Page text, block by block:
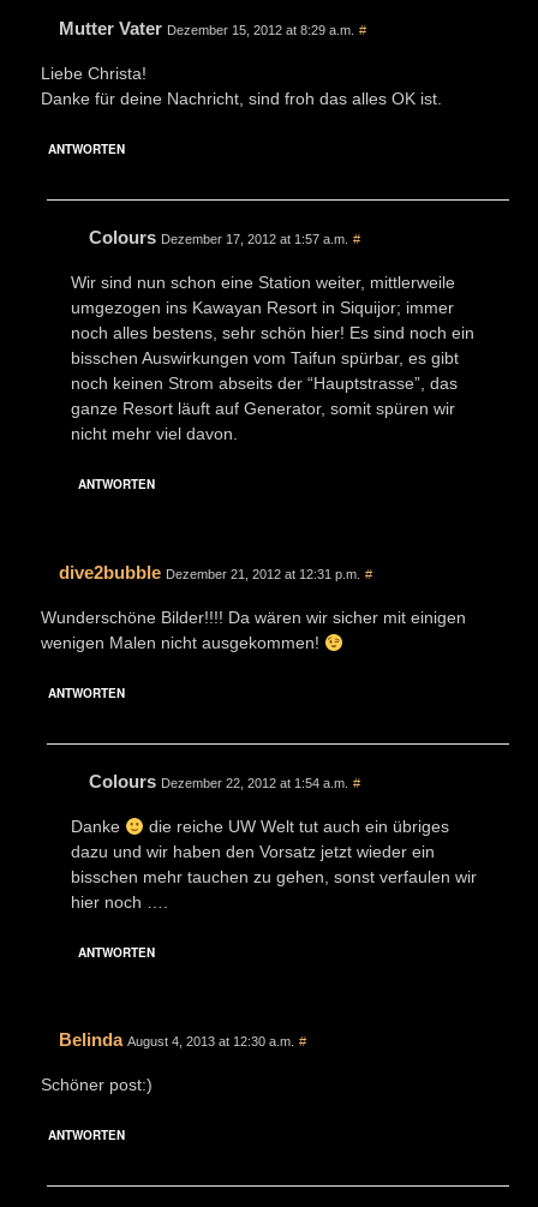
Mutter Vater Dezember 15, 2012 at 8:29 a.m. #
Liebe Christa!
Danke für deine Nachricht, sind froh das alles OK ist.
ANTWORTEN
Colours Dezember 17, 2012 at 1:57 a.m. #
Wir sind nun schon eine Station weiter, mittlerweile
umgezogen ins Kawayan Resort in Siquijor; immer
noch alles bestens, sehr schön hier! Es sind noch ein
bisschen Auswirkungen vom Taifun spürbar, es gibt
noch keinen Strom abseits der “Hauptstrasse”, das
ganze Resort läuft auf Generator, somit spüren wir
nicht mehr viel davon.
ANTWORTEN
dive2bubble Dezember 21, 2012 at 12:31 p.m. #
Wunderschöne Bilder!!!! Da wären wir sicher mit einigen
wenigen Malen nicht ausgekommen!
ANTWORTEN
Colours Dezember 22, 2012 at 1:54 a.m. #
Danke
die reiche UW Welt tut auch ein übriges
dazu und wir haben den Vorsatz jetzt wieder ein
bisschen mehr tauchen zu gehen, sonst verfaulen wir
hier noch ….
ANTWORTEN
Belinda August 4, 2013 at 12:30 a.m. #
Schöner post:)
ANTWORTEN